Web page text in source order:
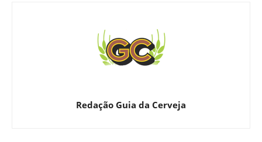
Redação Guia da Cerveja